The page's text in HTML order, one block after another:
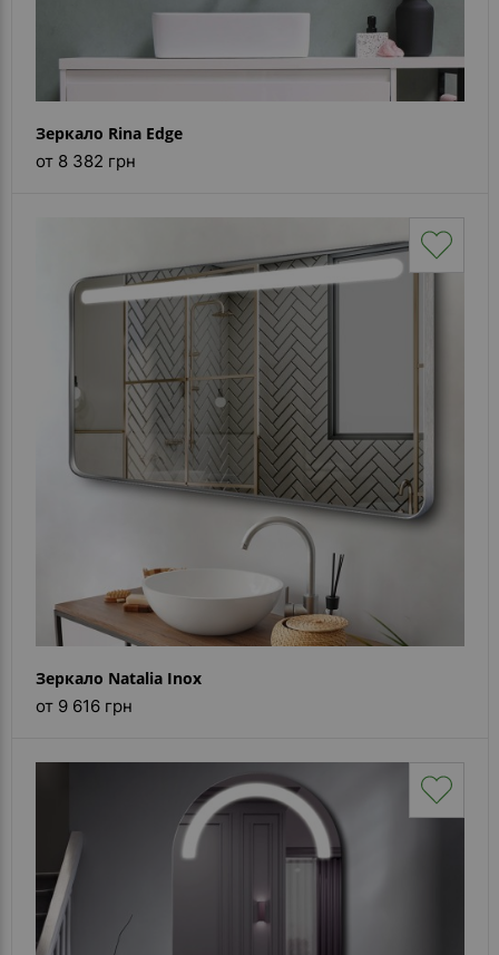
Зеркало Rina Edge
от 8 382 грн
Зеркало Natalia Inox
от 9 616 грн